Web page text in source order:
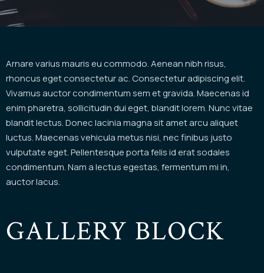
Arnare varius mauris eu commodo. Aenean nibh risus,
rhoncus eget consectetur ac. Consectetur adipiscing elit.
Vivamus auctor condimentum sem et gravida. Maecenas id
enim pharetra, sollicitudin dui eget, blandit lorem. Nunc vitae
blandit lectus. Donec lacinia magna sit amet arcu aliquet
luctus. Maecenas vehicula metus nisi, nec finibus justo
vulputate eget. Pellentesque porta felis id erat sodales
condimentum. Nam a lectus egestas, fermentum mi in,
auctor lacus.
GALLERY BLOCK